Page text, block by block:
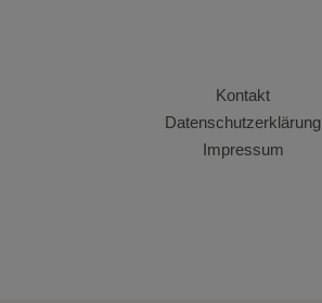
Kontakt
Datenschutzerklärung
Impressum